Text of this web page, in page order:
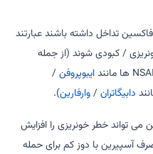
تداخل داشته باشند عبارتند
/ کبودی شوند (از جمله
ایبوپروفن/
دابیگاتران/وارفارین).
می تواند خطر خونریزی را افزایش
آسپیرین با دوز کم برای حمله